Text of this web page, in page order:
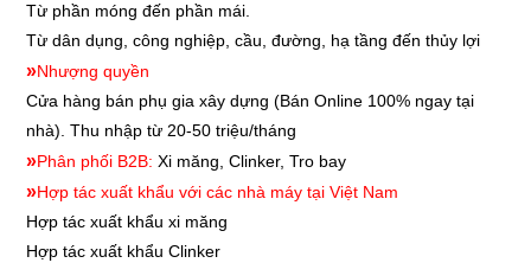
Từ phần móng đến phần mái.
Từ dân dụng, công nghiệp, cầu, đường, hạ tầng đến thủy lợi
»Nhượng quyền
Cửa hàng bán phụ gia xây dựng (Bán Online 100% ngay tại
nhà). Thu nhập từ 20-50 triệu/tháng
»Phân phối B2B: Xi măng, Clinker, Tro bay
»Hợp tác xuất khẩu với các nhà máy tại Việt Nam
Hợp tác xuất khẩu xi măng
Hợp tác xuất khẩu Clinker